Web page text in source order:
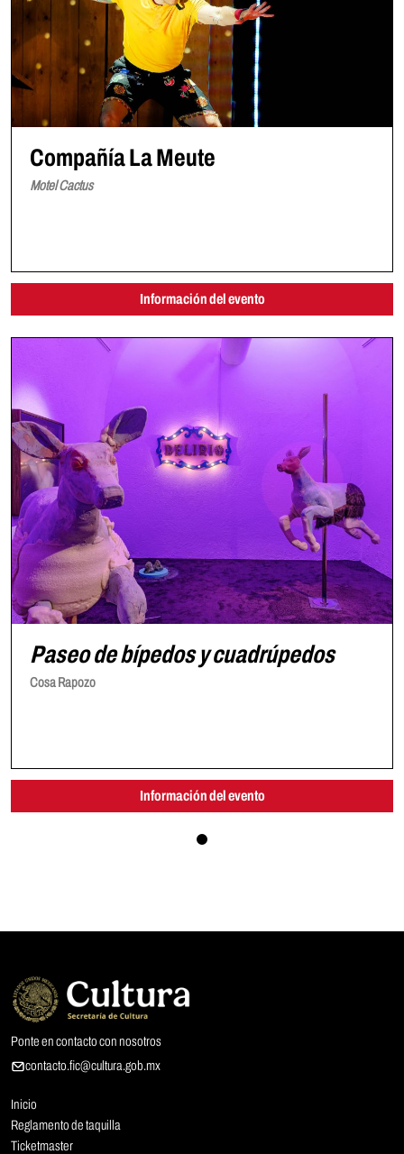
Compañía La Meute
Motel Cactus
Información del evento
Paseo de bípedos y cuadrúpedos
Cosa Rapozo
Información del evento
Ponte en contacto con nosotros
contacto.fic@cultura.gob.mx
Inicio
Reglamento de taquilla
Ticketmaster